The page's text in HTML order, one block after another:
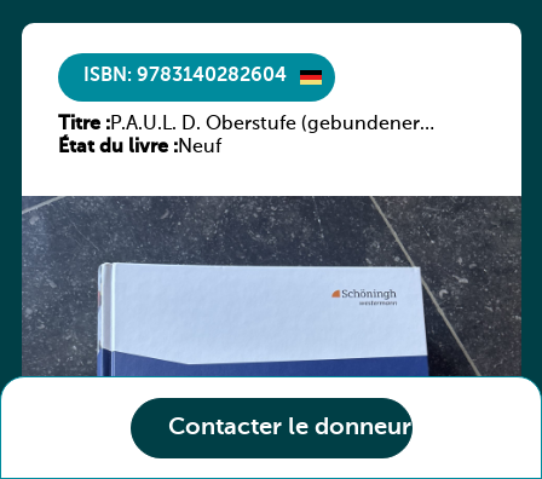
Contacter le donneur
ISBN: 9783140282604
Titre :P.A.U.L. D. Oberstufe (gebundener
Einband)
État du livre :Neuf